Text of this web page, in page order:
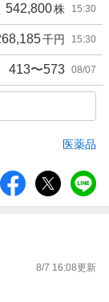
542,800株 15:30
千円 15:30
413〜573 08/07
医薬品
8/7 16:08更新